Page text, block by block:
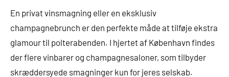
En privat vinsmagning eller en eksklusiv
champagnebrunch er den perfekte måde at tilføje ekstra
glamour til polterabenden. I hjertet af København findes
der flere vinbarer og champagnesaloner, som tilbyder
skræddersyede smagninger kun for jeres selskab.